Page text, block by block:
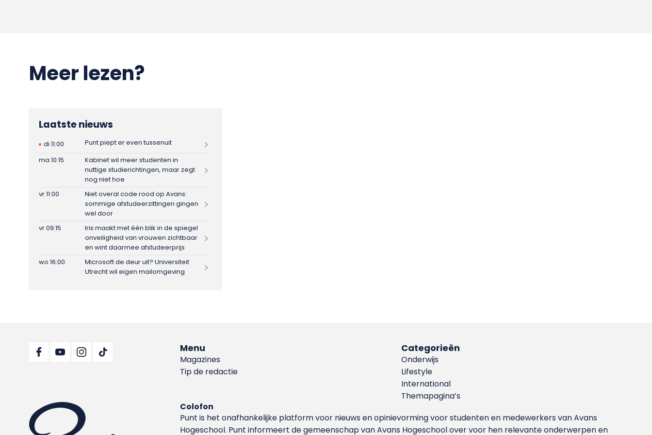
Meer lezen?
Laatste nieuws
di 11:00
Punt piept er even tussenuit
ma 10:15
Kabinet wil meer studenten in
nuttige studierichtingen, maar zegt
nog niet hoe
vr 11:00
Niet overal code rood op Avans:
sommige afstudeerzittingen gingen
wel door
vr 09:15
Iris maakt met één blik in de spiegel
onveiligheid van vrouwen zichtbaar
en wint daarmee afstudeerprijs
wo 16:00
Microsoft de deur uit? Universiteit
Utrecht wil eigen mailomgeving
Menu
Magazines
Tip de redactie
Categorieën
Onderwijs
Lifestyle
International
Themapagina’s
Colofon
Punt is het onafhankelijke platform voor nieuws en opinievorming voor studenten en medewerkers van Avans
Hoge­school. Punt informeert de gemeenschap van Avans Hogeschool over voor hen relevante onderwerpen en